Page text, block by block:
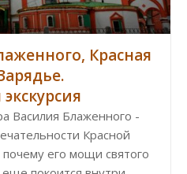
Красная
Василия Блаженного -
Красной
его мощи святого